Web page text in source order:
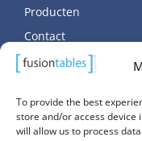
To provide the best
store and/or access device
will allow us to process
Producten
Contact
Persoonlijke